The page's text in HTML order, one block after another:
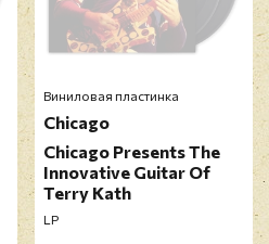
Виниловая пластинка
Chicago
Chicago Presents The
Innovative Guitar Of
Terry Kath
LP